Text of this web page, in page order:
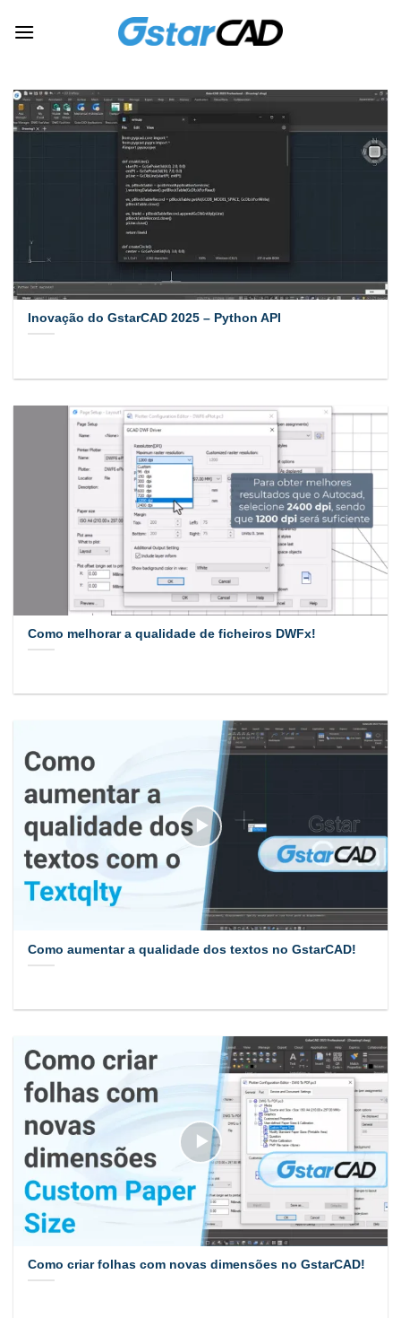
Inovação do GstarCAD 2025 – Python API
Como melhorar a qualidade de ficheiros DWFx!
Como aumentar a qualidade dos textos no GstarCAD!
Como criar folhas com novas dimensões no GstarCAD!